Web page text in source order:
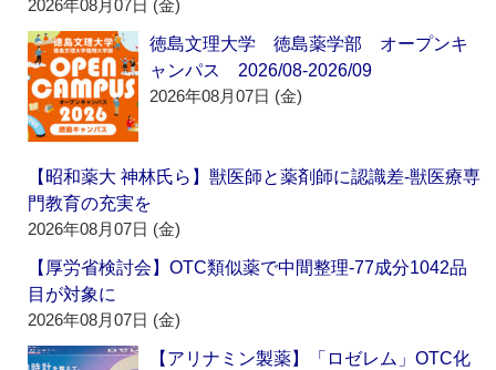
2026年08月07日 (金)
徳島文理大学 徳島薬学部 オープンキ
ャンパス 2026/08-2026/09
2026年08月07日 (金)
【昭和薬大 神林氏ら】獣医師と薬剤師に認識差‐獣医療専
門教育の充実を
2026年08月07日 (金)
【厚労省検討会】OTC類似薬で中間整理‐77成分1042品
目が対象に
2026年08月07日 (金)
【アリナミン製薬】「ロゼレム」OTC化